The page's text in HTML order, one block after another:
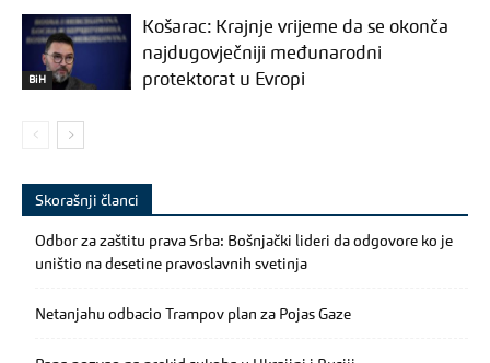
BiH
Košarac: Krajnje vrijeme da se okonča
najdugovječniji međunarodni
protektorat u Evropi
Skorašnji članci
Odbor za zaštitu prava Srba: Bošnjački lideri da odgovore ko je
uništio na desetine pravoslavnih svetinja
Netanjahu odbacio Trampov plan za Pojas Gaze